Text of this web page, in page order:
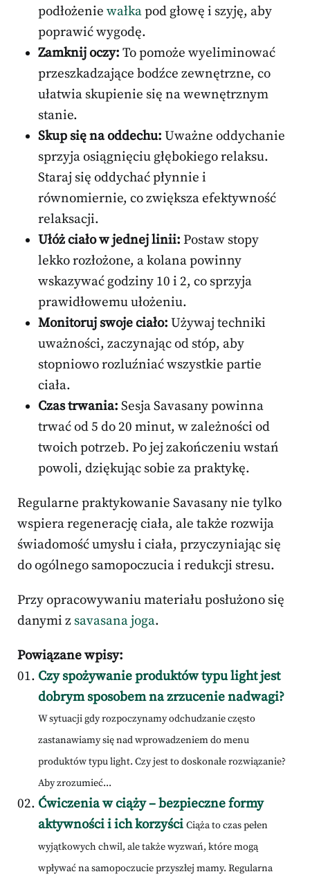
podłożenie wałkapod głowę i szyję, aby
poprawić wygodę.
Zamknij oczy: To pomoże wyeliminować
przeszkadzające bodźce zewnętrzne, co
ułatwia skupienie się na wewnętrznym
stanie.
Skup się na oddechu: Uważne oddychanie
sprzyja osiągnięciu głębokiego relaksu.
Staraj się oddychać płynnie i
równomiernie, co zwiększa efektywność
relaksacji.
Ułóż ciało w jednej linii: Postaw stopy
lekko rozłożone, a kolana powinny
wskazywać godziny 10 i 2, co sprzyja
prawidłowemu ułożeniu.
Monitoruj swoje ciało: Używaj techniki
uważności, zaczynając od stóp, aby
stopniowo rozluźniać wszystkie partie
ciała.
Czas trwania: Sesja Savasany powinna
trwać od 5 do 20 minut, w zależności od
twoich potrzeb. Po jej zakończeniu wstań
powoli, dziękując sobie za praktykę.
Regularne praktykowanie Savasany nie tylko
wspiera regenerację ciała, ale także rozwija
świadomość umysłu i ciała, przyczyniając się
do ogólnego samopoczucia i redukcji stresu.
Przy opracowywaniu materiału posłużono się
danymi z savasana joga.
Powiązane wpisy:
Czy spożywanie produktów typu light jest
dobrym sposobem na zrzucenie nadwagi?
W sytuacji gdy rozpoczynamy odchudzanie często
zastanawiamy się nad wprowadzeniem do menu
produktów typu light. Czy jest to doskonałe rozwiązanie?
Aby zrozumieć...
Ćwiczenia w ciąży – bezpieczne formy
aktywności i ich korzyści Ciąża to czas pełen
wyjątkowych chwil, ale także wyzwań, które mogą
wpływać na samopoczucie przyszłej mamy. Regularna